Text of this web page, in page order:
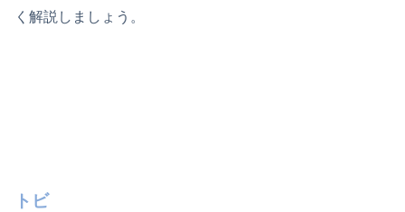
く解説しましょう。
トビ